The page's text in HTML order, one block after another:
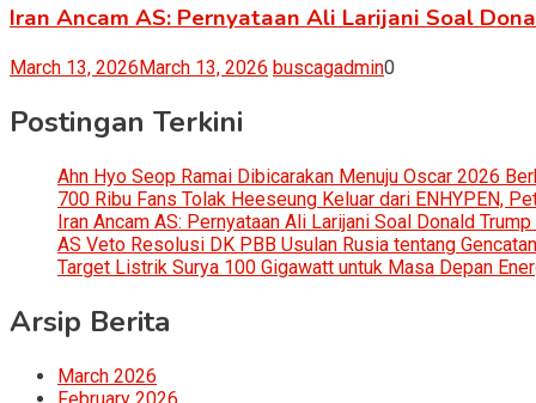
Iran Ancam AS: Pernyataan Ali Larijani Soal
March 13, 2026March 13, 2026 buscagadmin0
Postingan Terkini
Ahn Hyo Seop Ramai Dibicarakan Menuju Oscar 2026
700 Ribu Fans Tolak Heeseung Keluar dari ENHYPEN,
Iran Ancam AS: Pernyataan Ali Larijani Soal Donald
AS Veto Resolusi DK PBB Usulan Rusia tentang
Target Listrik Surya 100 Gigawatt untuk Masa Depan
Arsip Berita
March 2026
February 2026